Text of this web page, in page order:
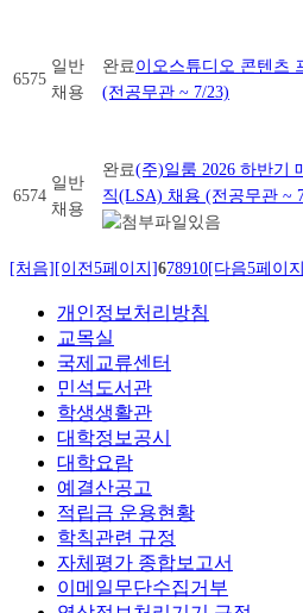
6575
일반
채용
완료 이오스튜디오 콘텐츠
(전공무관 ~ 7/23)
6574
일반
채용
완료(주)일룸 2026 하반기
직(LSA) 채용 (전공무관 ~
[처음][이전5페이지]678910[다음5페이
개인정보처리방침
교목실
국제교류센터
민석도서관
학생생활관
대학정보공시
대학요람
예결산공고
적립금 운용현황
학칙관련 규정
자체평가 종합보고서
이메일무단수집거부